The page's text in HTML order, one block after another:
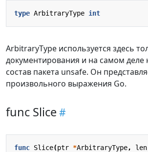
type ArbitraryType int
ArbitraryType используется здесь
документирования и на самом деле
состав пакета unsafe. Он
произвольного выражения Go.
func Slice
func Slice(ptr *ArbitraryType, len